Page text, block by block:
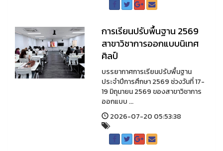
การเรียนปรับพื้นฐาน 2569
สาขาวิชาการออกแบบนิเทศ
ศิลป์
บรรยากาศการเรียนปรับพื้นฐาน
ประจำปีการศึกษา 2569 ช่วงวันที่ 17-
19 มิถุนายน 2569 ของสาขาวิชาการ
ออกแบบ ...
2026-07-20 05:53:38